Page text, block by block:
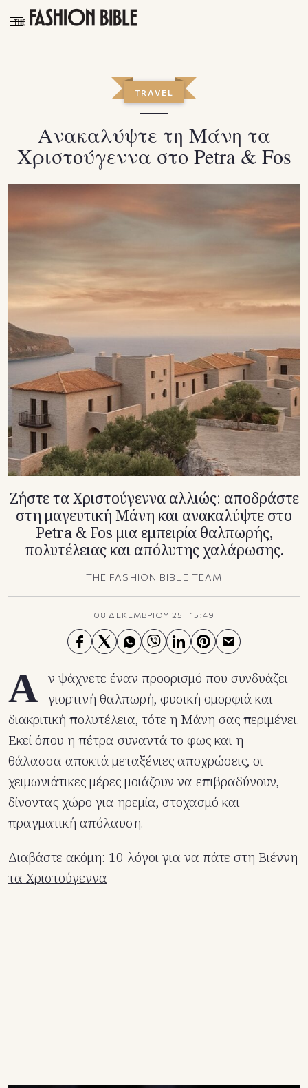
THE FASHION BIBLE
TALK OF THE TOWN
PLEASURES
VIDEOS
Instagram
Youtube
TikTok
X(Twitter)
TRAVEL
Ανακαλύψτε τη Μάνη τα
Χριστούγεννα στο Petra & Fos
Ζήστε τα Χριστούγεννα αλλιώς: αποδράστε
στη μαγευτική Μάνη και ανακαλύψτε στο
Petra & Fos μια εμπειρία θαλπωρής,
πολυτέλειας και απόλυτης χαλάρωσης.
THE FASHION BIBLE TEAM
08 ΔΕΚΕΜΒΡΙΟΥ 25 |15:49
Α ν ψάχνετε έναν προορισμό που συνδυάζει
γιορτινή θαλπωρή, φυσική ομορφιά και
διακριτική πολυτέλεια, τότε η Μάνη σας περιμένει.
Εκεί όπου η πέτρα συναντά το φως και η
θάλασσα αποκτά μεταξένιες αποχρώσεις, οι
χειμωνιάτικες μέρες μοιάζουν να επιβραδύνουν,
δίνοντας χώρο για ηρεμία, στοχασμό και
πραγματική απόλαυση.
Διαβάστε ακόμη: 10 λόγοι για να πάτε στη Βιέννη
τα Χριστούγεννα